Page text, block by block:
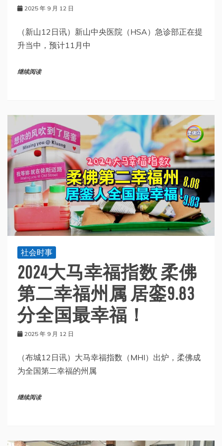
2025 年 9 月 12 日
（新山12日讯）新山中央医院（HSA）急诊部正在提
升当中，预计11月中
继续阅读
社会时事
2024大马幸福指数 柔佛
第二幸福州属 居銮9.83
分全国最幸福！
2025 年 9 月 12 日
（布城12日讯）大马幸福指数（MHI）出炉，柔佛成
为全国第二幸福的州属
继续阅读